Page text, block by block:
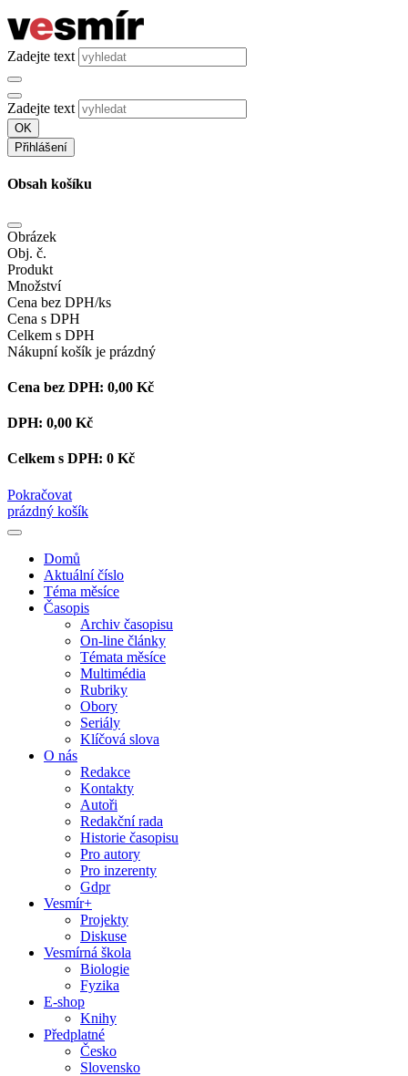
Zadejte text
Zadejte text
OK
Přihlášení
Obsah košíku
Obrázek
Obj. č.
Produkt
Množství
Cena bez DPH/ks
Cena s DPH
Celkem s DPH
Nákupní košík je prázdný
Cena bez DPH: 0,00 Kč
DPH: 0,00 Kč
Celkem s DPH: 0 Kč
Pokračovat
prázdný košík
Domů
Aktuální číslo
Téma měsíce
Časopis
Archiv časopisu
On-line články
Témata měsíce
Multimédia
Rubriky
Obory
Seriály
Klíčová slova
O nás
Redakce
Kontakty
Autoři
Redakční rada
Historie časopisu
Pro autory
Pro inzerenty
Gdpr
Vesmír+
Projekty
Diskuse
Vesmírná škola
Biologie
Fyzika
E-shop
Knihy
Předplatné
Česko
Slovensko